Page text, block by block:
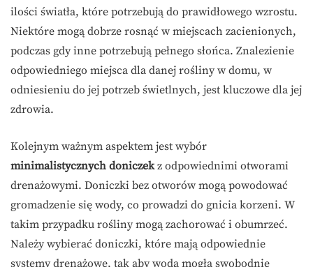
ilości światła, które potrzebują do prawidłowego wzrostu.
Niektóre mogą dobrze rosnąć w miejscach zacienionych,
podczas gdy inne potrzebują pełnego słońca. Znalezienie
odpowiedniego miejsca dla danej rośliny w domu, w
odniesieniu do jej potrzeb świetlnych, jest kluczowe dla jej
zdrowia.
Kolejnym ważnym aspektem jest wybór
minimalistycznych doniczekz odpowiednimi otworami
drenażowymi. Doniczki bez otworów mogą powodować
gromadzenie się wody, co prowadzi do gnicia korzeni. W
takim przypadku rośliny mogą zachorować i obumrzeć.
Należy wybierać doniczki, które mają odpowiednie
systemy drenażowe, tak aby woda mogła swobodnie